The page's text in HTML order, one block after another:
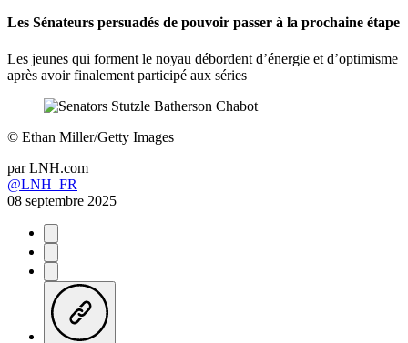
Les Sénateurs persuadés de pouvoir passer à la prochaine étape
Les jeunes qui forment le noyau débordent d’énergie et d’optimisme
après avoir finalement participé aux séries
© Ethan Miller/Getty Images
par LNH.com
@LNH_FR
08 septembre 2025